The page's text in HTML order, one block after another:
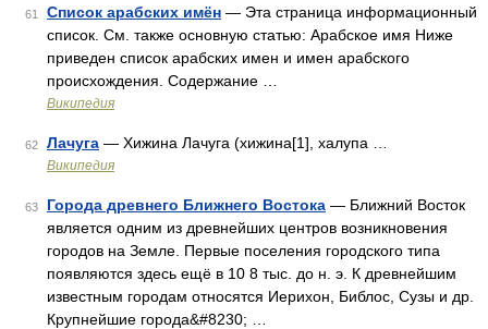
61 Список арабских имён — Эта страница информационный
список. См. также основную статью: Арабское имя Ниже
приведен список арабских имен и имен арабского
происхождения. Содержание …
Википедия
62 Лачуга — Хижина Лачуга (хижина[1], халупа …
Википедия
63 Города древнего Ближнего Востока — Ближний Восток
является одним из древнейших центров возникновения
городов на Земле. Первые поселения городского типа
появляются здесь ещё в 10 8 тыс. до н. э. К древнейшим
известным городам относятся Иерихон, Библос, Сузы и др.
Крупнейшие города&#8230; …